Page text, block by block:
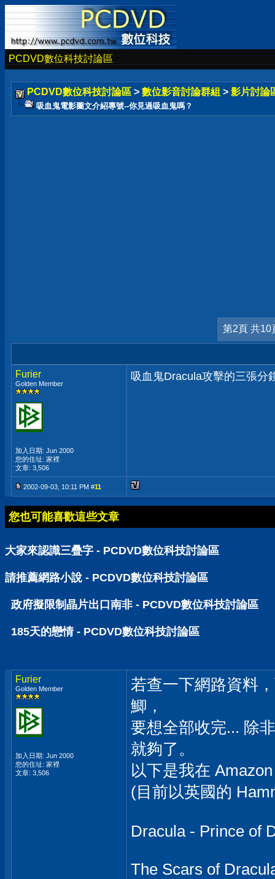
PCDVD數位科技討論區
PCDVD數位科技討論區 > 數位影音討論群組 > 影片討論
吸血鬼電影圖文介紹專號--你見過吸血鬼嗎？
第2頁 共10
Furier
Golden Member
加入日期: Jun 2000
您的住址: 家裡
文章: 3,506
吸血鬼Dracula攻擊的三張分
2002-09-03, 10:11 PM #11
您也可能喜歡這些文章
大家來認識三疊字 - PCDVD數位科技討論區
請推薦網路小說 - PCDVD數位科技討論區
政府擬限制晶片出口南非 - PCDVD數位科技討論區
185天的戀情 - PCDVD數位科技討論區
Furier
Golden Member
加入日期: Jun 2000
您的住址: 家裡
文章: 3,506
若查一下網路資料
鯽，
要想全部收完... 除
就夠了。
以下是我在
(目前以英國的
Dracula - Prince of
The Scars of